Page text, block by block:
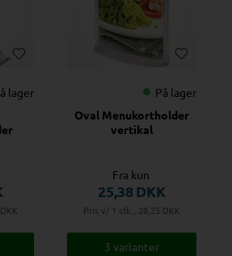
lager
DKK
På lager
Oval Menukortholder
vertikal
Fra kun
25,38DKK
Pris v/ 1 stk., 28,25 DKK
3 varianter